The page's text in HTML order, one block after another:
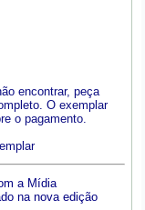
encontrar, peça
O exemplar
o pagamento.
a Mídia
na nova edição